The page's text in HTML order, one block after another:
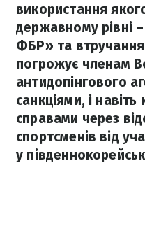
використання
державному рівні
ФБР» та
погрожує членам
антидопінгового
санкціями, і
справами через
спортсменів від
у